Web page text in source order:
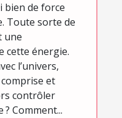
bien de force
Toute sorte de
une
cette énergie.
l’univers,
et
contrôler
Comment...